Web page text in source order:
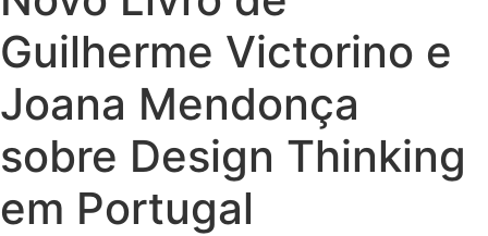
Guilherme Victorino e
Joana Mendonça
sobre Design Thinking
em Portugal